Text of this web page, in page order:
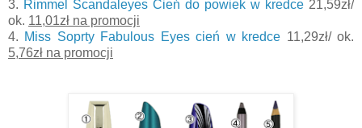
3. Rimmel Scandaleyes Cień do powiek w kredce 21,59zł/
ok. 11,01zł na promocji
4. Miss Soprty Fabulous Eyes cień w kredce 11,29zł/ ok.
5,76zł na promocji